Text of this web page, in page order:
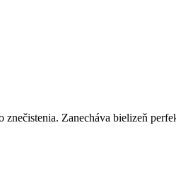
Zanecháva bielizeň